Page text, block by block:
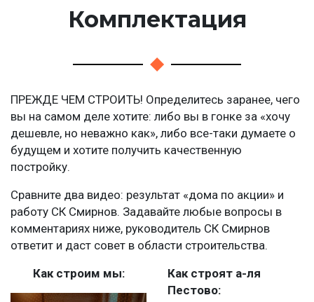
Комплектация
ПРЕЖДЕ ЧЕМ СТРОИТЬ! Определитесь заранее, чего
вы на самом деле хотите: либо вы в гонке за «хочу
дешевле, но неважно как», либо все-таки думаете о
будущем и хотите получить качественную
постройку.
Сравните два видео: результат «дома по акции» и
работу СК Смирнов. Задавайте любые вопросы в
комментариях ниже, руководитель СК Смирнов
ответит и даст совет в области строительства.
Как строим мы:
Как строят а-ля
Пестово: